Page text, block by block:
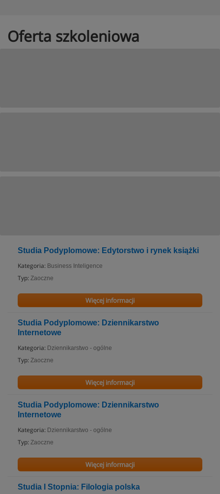
Oferta szkoleniowa
Studia Podyplomowe: Edytorstwo i rynek książki
Kategoria: Business Inteligence
Typ: Zaoczne
Więcej informacji
Studia Podyplomowe: Dziennikarstwo
Internetowe
Kategoria: Dziennikarstwo - ogólne
Typ: Zaoczne
Więcej informacji
Studia Podyplomowe: Dziennikarstwo
Internetowe
Kategoria: Dziennikarstwo - ogólne
Typ: Zaoczne
Więcej informacji
Studia I Stopnia: Filologia polska